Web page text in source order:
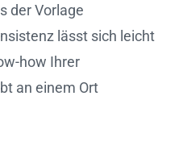
der Vorlage
lässt sich leicht
how Ihrer
an einem Ort